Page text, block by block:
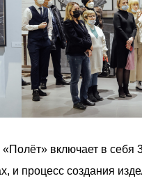
включает в
и процесс создания